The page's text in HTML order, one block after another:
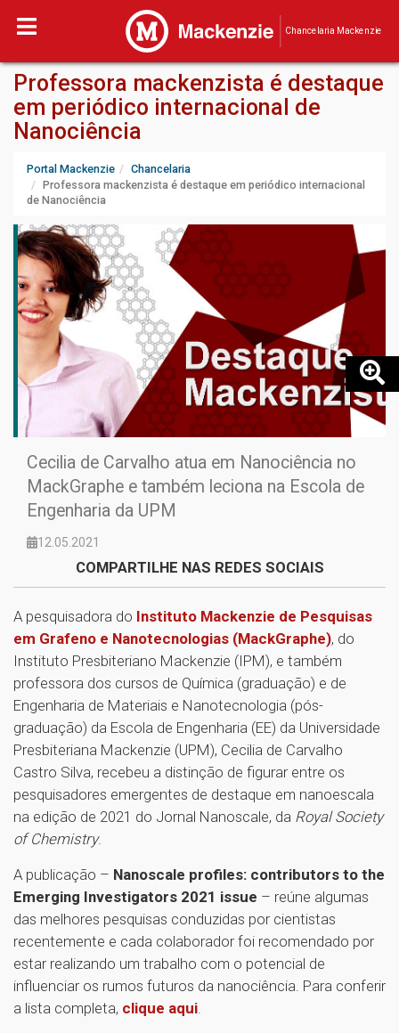
Chancelaria Mackenzie
Professora mackenzista é destaque
em periódico internacional de
Nanociência
Portal Mackenzie
Chancelaria
Professora mackenzista é destaque em periódico internacional
de Nanociência
Cecilia de Carvalho atua em Nanociência no
MackGraphe e também leciona na Escola de
Engenharia da UPM
12.05.2021
COMPARTILHE NAS REDES SOCIAIS
A pesquisadora do Instituto Mackenzie de Pesquisas
em Grafeno e Nanotecnologias (MackGraphe), do
Instituto Presbiteriano Mackenzie (IPM), e também
professora dos cursos de Química (graduação) e de
Engenharia de Materiais e Nanotecnologia (pós-
graduação) da Escola de Engenharia (EE) da Universidade
Presbiteriana Mackenzie (UPM), Cecilia de Carvalho
Castro Silva, recebeu a distinção de figurar entre os
pesquisadores emergentes de destaque em nanoescala
na edição de 2021 do Jornal Nanoscale, da Royal Society
of Chemistry.
A publicação – Nanoscale profiles: contributors to the
Emerging Investigators 2021 issue – reúne algumas
das melhores pesquisas conduzidas por cientistas
recentemente e cada colaborador foi recomendado por
estar realizando um trabalho com o potencial de
influenciar os rumos futuros da nanociência. Para conferir
a lista completa, clique aqui